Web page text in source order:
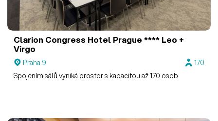
Clarion Congress Hotel Prague **** Leo +
Virgo
Praha 9
170
Spojením sálů vyniká prostor s kapacitou až 170 osob